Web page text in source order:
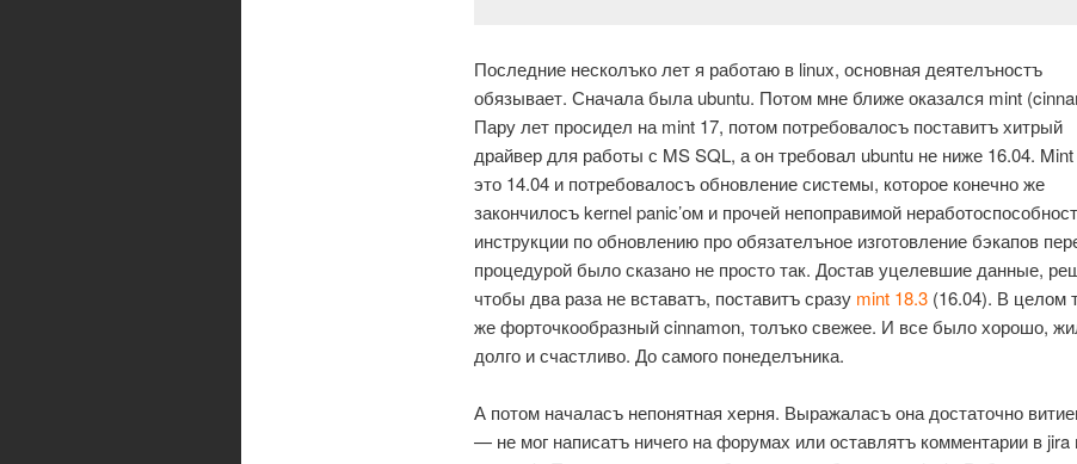
Последние несколъко лет я работаю в linux, основная деятелъностъ
обязывает. Сначала была ubuntu. Потом мне ближе оказался mint
Пару лет просидел на mint 17, потом потребовалосъ поставитъ хитрый
драйвер для работы с MS SQL, а он требовал ubuntu не ниже 16.04.
это 14.04 и потребовалосъ обновление системы, которое конечно же
закончилосъ kernel panic’ом и прочей непоправимой
инструкции по обновлению про обязателъное изготовление бэкапов
процедурой было сказано не просто так. Достав уцелевшие данные,
чтобы два раза не вставатъ, поставитъ сразу mint 18.3 (16.04). В целом
же форточкообразный cinnamon, толъко свежее. И все было хорошо,
долго и счастливо. До самого понеделъника.
А потом началасъ непонятная херня. Выражаласъ она достаточно
— не мог написатъ ничего на форумах или оставлятъ комментарии в jira